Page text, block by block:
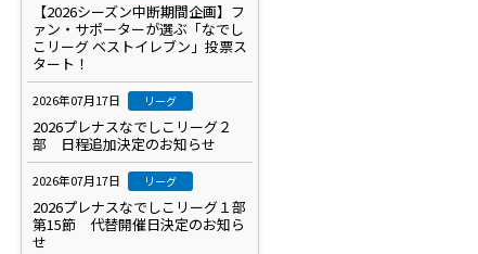
【2026シーズン中断期間企画】フ
ァン・サポーターが選ぶ「なでし
こリーグ ベストイレブン」投票ス
タート！
2026年07月17日 リーグ
2026プレナスなでしこリーグ２
部 日程追加決定のお知らせ
2026年07月17日 リーグ
2026プレナスなでしこリーグ１部
第15節 代替開催日決定のお知ら
せ